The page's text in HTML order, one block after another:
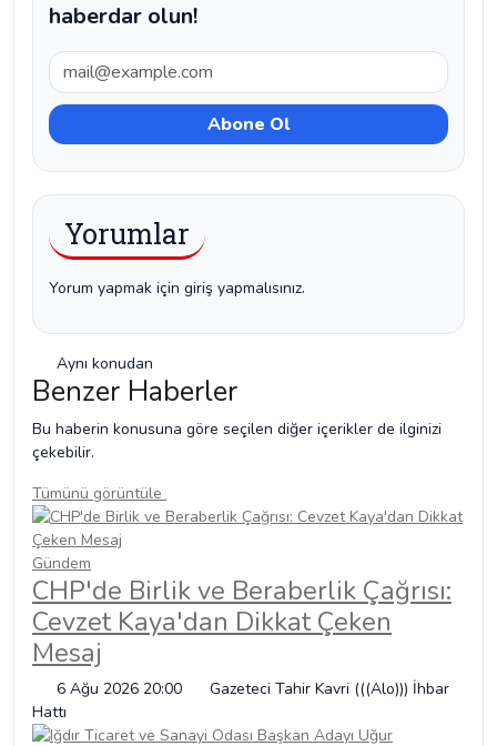
haberdar olun!
Yorumlar
Yorum yapmak için giriş yapmalısınız.
Aynı konudan
Benzer Haberler
Bu haberin konusuna göre seçilen diğer içerikler de ilginizi
çekebilir.
Tümünü görüntüle
Gündem
CHP'de Birlik ve Beraberlik Çağrısı:
Cevzet Kaya'dan Dikkat Çeken
Mesaj
6 Ağu 2026 20:00
Gazeteci Tahir Kavri (((Alo))) İhbar
Hattı